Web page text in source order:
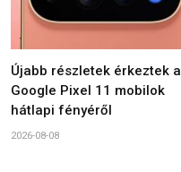
Újabb részletek érkeztek a
Google Pixel 11 mobilok
hátlapi fényéről
2026-08-08